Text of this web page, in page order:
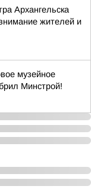
Архангельска
жителей и
музейное
Минстрой!